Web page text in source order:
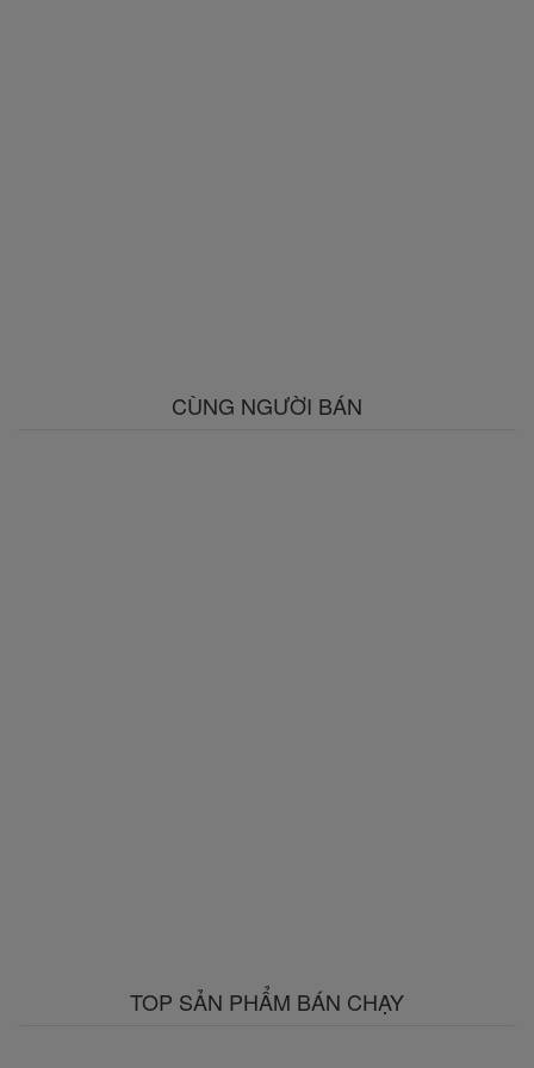
CÙNG NGƯỜI BÁN
TOP SẢN PHẨM BÁN CHẠY